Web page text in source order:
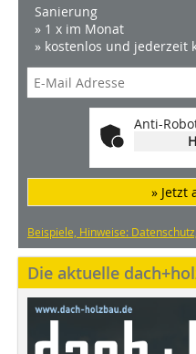
Sanierung
» 1 x im Monat
» kostenlos und jederzeit
Anti-
» Jetzt
Beispiele, Hinweise:
Die aktuelle